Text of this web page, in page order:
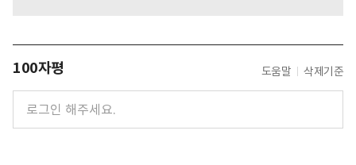
100자평 도움말 삭제기준